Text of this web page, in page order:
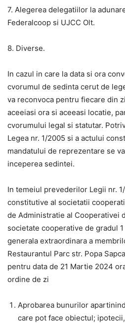
7. Alegerea delegatiilor la
Federalcoop si UJCC Olt.
8. Diverse.
In cazul in care la data si ora
cvorumul de sedinta cerut de
va reconvoca pentru fiecare din
aceeiasi ora si aceeasi locatie,
cvorumului legal si statutar.
Legea nr. 1/2005 si a actului
mandatului de reprezentare se
inceperea sedintei.
In temeiul prevederilor Legii nr.
constitutive al societatii
de Administratie al Cooperativei
societate cooperative de gradul
generala extraordinara a
Restaurantul Parc str. Popa
pentru data de 21 Martie 2024
ordine de zi
Aprobarea bunurilor
care pot face obiectul;